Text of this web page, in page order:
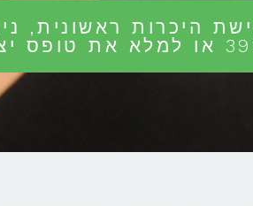
הקשר באתר